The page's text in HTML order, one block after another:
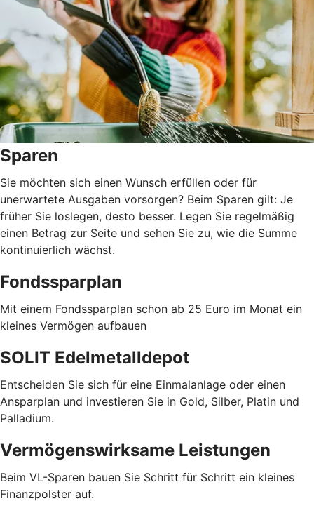
Sparen
Sie möchten sich einen Wunsch erfüllen oder für
unerwartete Ausgaben vorsorgen? Beim Sparen gilt: Je
früher Sie loslegen, desto besser. Legen Sie regelmäßig
einen Betrag zur Seite und sehen Sie zu, wie die Summe
kontinuierlich wächst.
Fondssparplan
Mit einem Fondssparplan schon ab 25 Euro im Monat ein
kleines Vermögen aufbauen
SOLIT Edelmetalldepot
Entscheiden Sie sich für eine Einmalanlage oder einen
Ansparplan und investieren Sie in Gold, Silber, Platin und
Palladium.
Vermögenswirksame Leistungen
Beim VL-Sparen bauen Sie Schritt für Schritt ein kleines
Finanzpolster auf.